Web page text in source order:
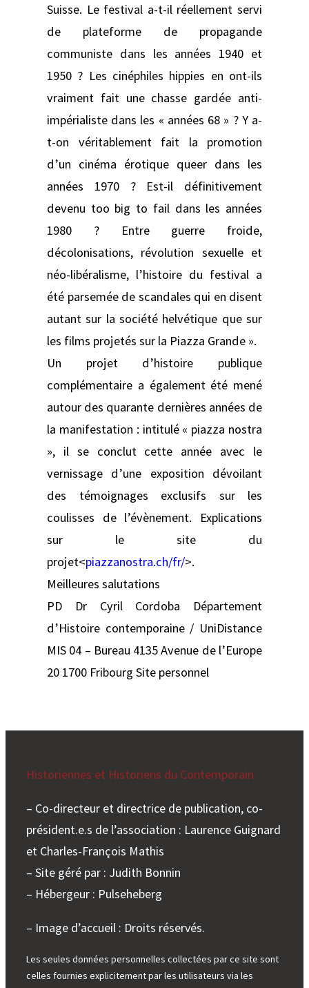
Suisse. Le festival a-t-il réellement servi
de plateforme de propagande
communiste dans les années 1940 et
1950 ? Les cinéphiles hippies en ont-ils
vraiment fait une chasse gardée anti-
impérialiste dans les « années 68 » ? Y a-
t-on véritablement fait la promotion
d’un cinéma érotique queer dans les
années 1970 ? Est-il définitivement
devenu too big to fail dans les années
1980 ? Entre guerre froide,
décolonisations, révolution sexuelle et
néo-libéralisme, l’histoire du festival a
été parsemée de scandales qui en disent
autant sur la société helvétique que sur
les films projetés sur la Piazza Grande ».
Un projet d’histoire publique
complémentaire a également été mené
autour des quarante dernières années de
la manifestation : intitulé « piazza nostra
», il se conclut cette année avec le
vernissage d’une exposition dévoilant
des témoignages exclusifs sur les
coulisses de l’évènement. Explications
sur le site du
projet<piazzanostra.ch/fr/>.
Meilleures salutations
PD Dr Cyril Cordoba Département
d’Histoire contemporaine / UniDistance
MIS 04 – Bureau 4135 Avenue de l’Europe
20 1700 Fribourg Site personnel
Historiennes et Historiens du Contemporain
– Co-directeur et directrice de publication, co-
président.e.s de l’association : Laurence Guignard
et Charles-François Mathis
– Site géré par : Judith Bonnin
– Hébergeur : Pulseheberg
– Image d’accueil : Droits réservés.
Les seules données personnelles collectées par ce site sont
celles fournies explicitement par les utilisateurs via les